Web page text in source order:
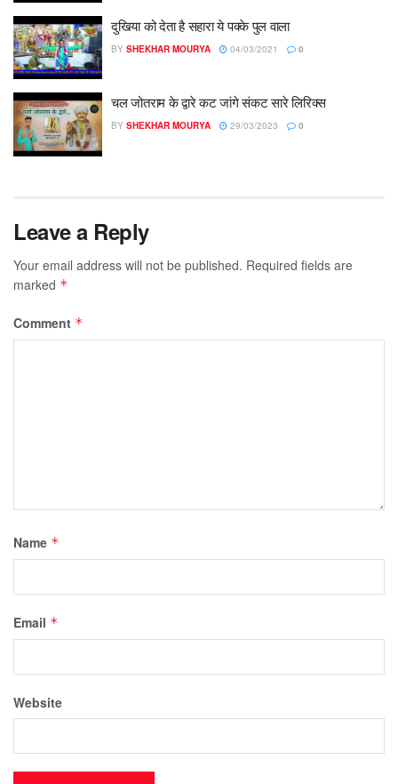
दुखिया को देता है सहारा ये पक्के पुल वाला
BY SHEKHAR MOURYA 04/03/2021 0
चल जोतराम के द्वारे कट जांगे संकट सारे लिरिक्स
BY SHEKHAR MOURYA 29/03/2023 0
Leave a Reply
Your email address will not be published. Required fields are
marked *
Comment *
Name *
Email *
Website